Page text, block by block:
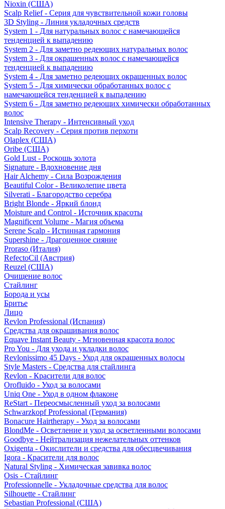
Nioxin (США)
Scalp Relief - Серия для чувствительной кожи головы
3D Styling - Линия укладочных средств
System 1 - Для натуральных волос с намечающейся
тенденцией к выпадению
System 2 - Для заметно редеющих натуральных волос
System 3 - Для окрашенных волос с намечающейся
тенденцией к выпадению
System 4 - Для заметно редеющих окрашенных волос
System 5 - Для химически обработанных волос с
намечающейся тенденцией к выпадению
System 6 - Для заметно редеющих химически обработанных
волос
Intensive Therapy - Интенсивный уход
Scalp Recovery - Серия против перхоти
Olaplex (США)
Oribe (США)
Gold Lust - Роскошь золота
Signature - Вдохновение дня
Hair Alchemy - Сила Возрождения
Beautiful Color - Великолепие цвета
Silverati - Благородство серебра
Bright Blonde - Яркий блонд
Moisture and Control - Источник красоты
Magnificent Volume - Магия объема
Serene Scalp - Истинная гармония
Supershine - Драгоценное сияние
Proraso (Италия)
RefectoCil (Австрия)
Reuzel (США)
Очищение волос
Стайлинг
Борода и усы
Бритье
Лицо
Revlon Professional (Испания)
Средства для окрашивания волос
Equave Instant Beauty - Мгновенная красота волос
Pro You - Для ухода и укладки волос
Revlonissimo 45 Days - Уход для окрашенных волосы
Style Masters - Средства для стайлинга
Revlon - Красители для волос
Orofluido - Уход за волосами
Uniq One - Уход в одном флаконе
ReStart - Переосмысленный уход за волосами
Schwarzkopf Professional (Германия)
Bonacure Hairtherapy - Уход за волосами
BlondMe - Осветление и уход за осветленными волосами
Goodbye - Нейтрализация нежелательных оттенков
Oxigenta - Окислители и средства для обесцвечивания
Igora - Красители для волос
Natural Styling - Химическая завивка волос
Osis - Стайлинг
Professionnelle - Укладочные средства для волос
Silhouette - Стайлинг
Sebastian Professional (США)